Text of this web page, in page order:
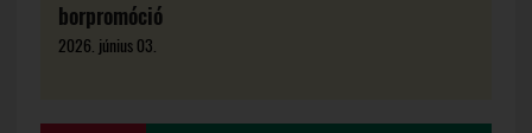
borpromóció
2026. június 03.